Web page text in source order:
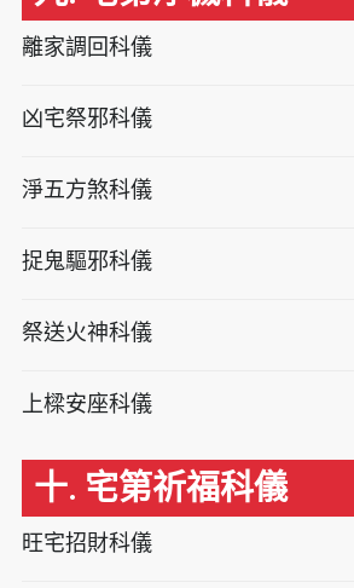
離家調回科儀
凶宅祭邪科儀
淨五方煞科儀
捉鬼驅邪科儀
祭送火神科儀
上樑安座科儀
十. 宅第祈福科儀
旺宅招財科儀